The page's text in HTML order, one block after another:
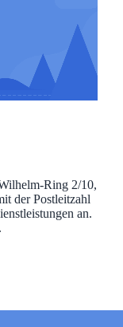
Ring 2/10,
der Postleitzahl
an.